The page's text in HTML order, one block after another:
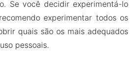
Se você decidir experimentá-lo
experimentar todos os
quais são os mais adequados
pessoais.